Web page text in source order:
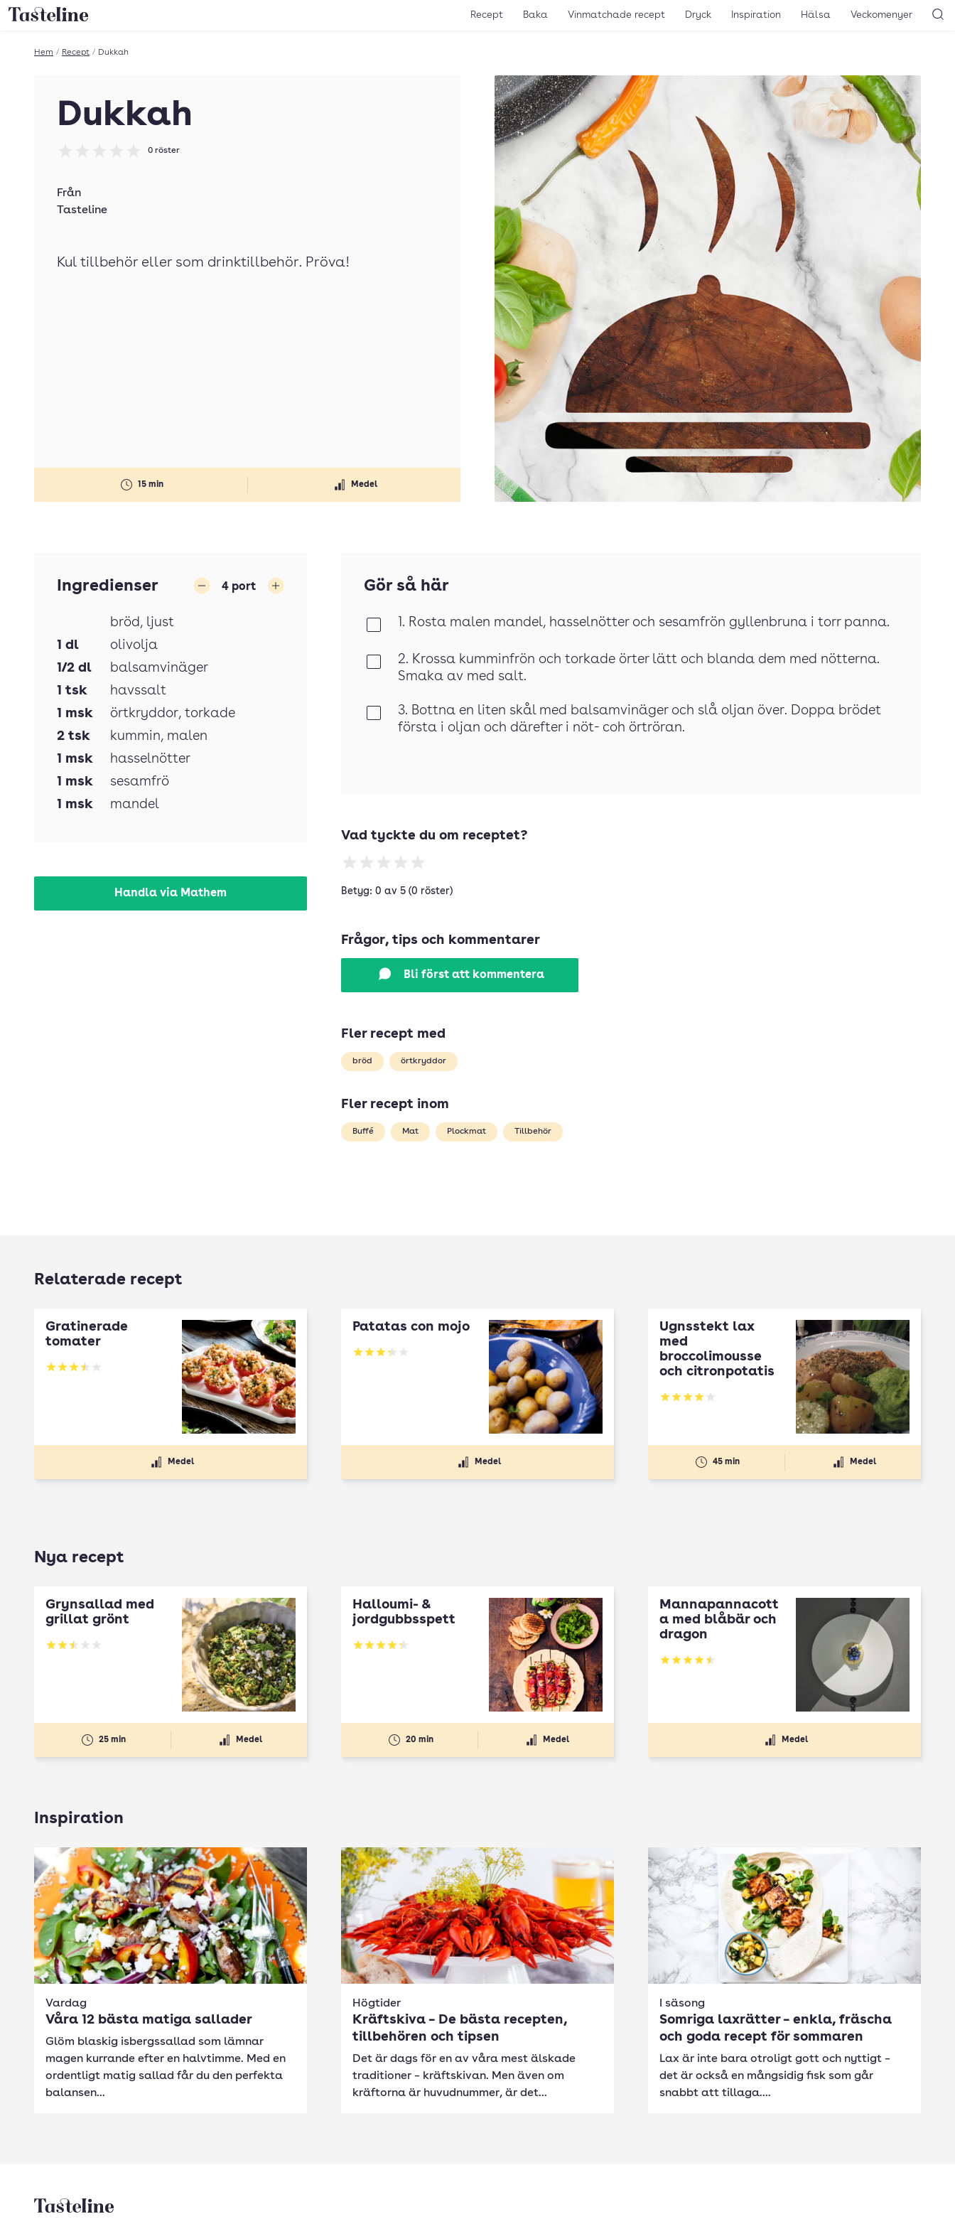
Till Tastelines startsida Recept Baka Vinmatchade recept Dryck Inspiration Hälsa Veckomenyer
Hem / Recept / Dukkah
Dukkah
0 röster
15 min Medel
Från
Tasteline
Kul tillbehör eller som drinktillbehör. Pröva!
Ingredienser 4 port
bröd, ljust
1 dl
olivolja
1/2 dl
balsamvinäger
1 tsk
havssalt
1 msk örtkryddor, torkade
2 tsk kummin, malen
1 msk
hasselnötter
1 msk
sesamfrö
1 msk mandel
Handla via Mathem
Gör så här
1. Rosta malen mandel, hasselnötter och sesamfrön gyllenbruna i torr panna.
2. Krossa kumminfrön och torkade örter lätt och blanda dem med nötterna.
Smaka av med salt.
3. Bottna en liten skål med balsamvinäger och slå oljan över. Doppa brödet
första i oljan och därefter i nöt- coh örtröran.
Vad tyckte du om receptet?
Betyg: 0 av 5 (0 röster)
Frågor, tips och kommentarer
Bli först att kommentera
Fler recept med
bröd örtkryddor
Fler recept inom
Buffé Mat Plockmat Tillbehör
Relaterade recept
Gratinerade
tomater
Betyg: 3.53 av 5
Medel
Patatas con mojo
Betyg: 3.31 av 5
Medel
Ugnsstekt lax
med
broccolimousse
och citronpotatis
Betyg: 4 av 5
45 min Medel
Nya recept
Grynsallad med
grillat grönt
Betyg: 2.5 av 5
25 min Medel
Halloumi- &
jordgubbsspett
Betyg: 4.3 av 5
20 min Medel
Mannapannacott
a med blåbär och
dragon
Betyg: 4.5 av 5
Medel
Inspiration
Vardag
Våra 12 bästa matiga sallader
Glöm blaskig isbergssallad som lämnar
magen kurrande efter en halvtimme. Med en
ordentligt matig sallad får du den perfekta
balansen...
Högtider
Kräftskiva – De bästa recepten,
tillbehören och tipsen
Det är dags för en av våra mest älskade
traditioner – kräftskivan. Men även om
kräftorna är huvudnummer, är det...
I säsong
Somriga laxrätter – enkla, fräscha
och goda recept för sommaren
Lax är inte bara otroligt gott och nyttigt –
det är också en mångsidig fisk som går
snabbt att tillaga....
Tasteline startsida